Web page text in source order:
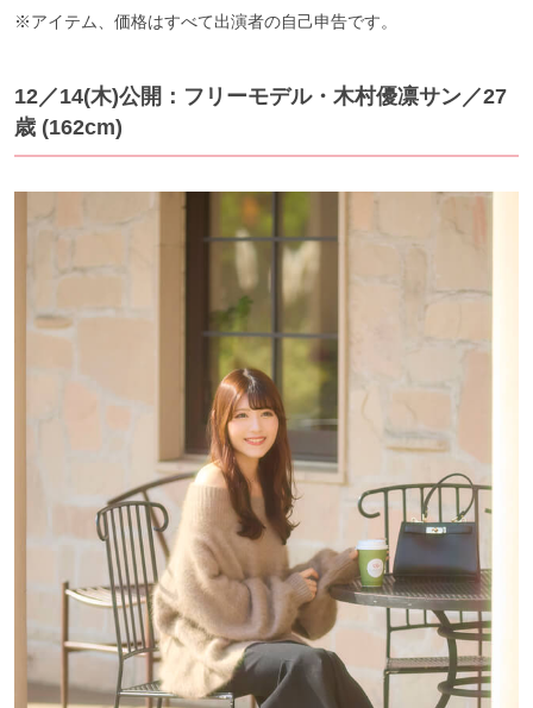
※アイテム、価格はすべて出演者の自己申告です。
12／14(木)公開：フリーモデル・木村優凛サン ／27
歳 (162cm)